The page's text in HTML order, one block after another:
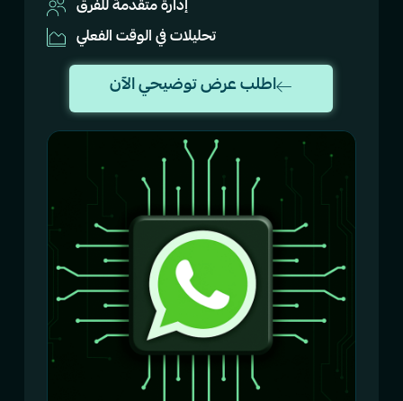
إدارة متقدمة للفرق
تحليلات في الوقت الفعلي
اطلب عرض توضيحي الآن